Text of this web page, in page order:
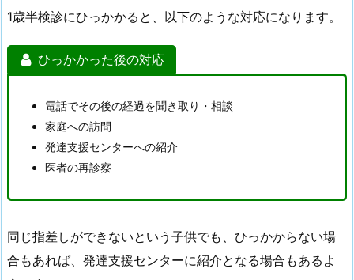
1歳半検診にひっかかると、以下のような対応になります。
ひっかかった後の対応
電話でその後の経過を聞き取り・相談
家庭への訪問
発達支援センターへの紹介
医者の再診察
同じ指差しができないという子供でも、ひっかからない場
合もあれば、発達支援センターに紹介となる場合もあるよ